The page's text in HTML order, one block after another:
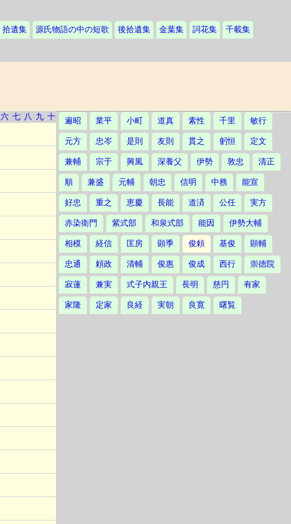
拾遺集 源氏物語の中の短歌 後拾遺集 金葉集 詞花集 千載集
六 七 八 九 十 遍昭 業平 小町 道真 素性 千里 敏行
元方 忠岑 是則 友則 貫之 躬恒 定文
兼輔 宗于 興風 深養父 伊勢 敦忠 清正
順 兼盛 元輔 朝忠 信明 中務 能宣
好忠 重之 恵慶 長能 道済 公任 実方
赤染衛門 紫式部 和泉式部 能因 伊勢大輔
相模 経信 匡房 顕季 俊頼 基俊 顕輔
忠通 頼政 清輔 俊惠 俊成 西行 崇徳院
寂蓮 兼実 式子内親王 長明 慈円 有家
家隆 定家 良経 実朝 良寛 曙覧